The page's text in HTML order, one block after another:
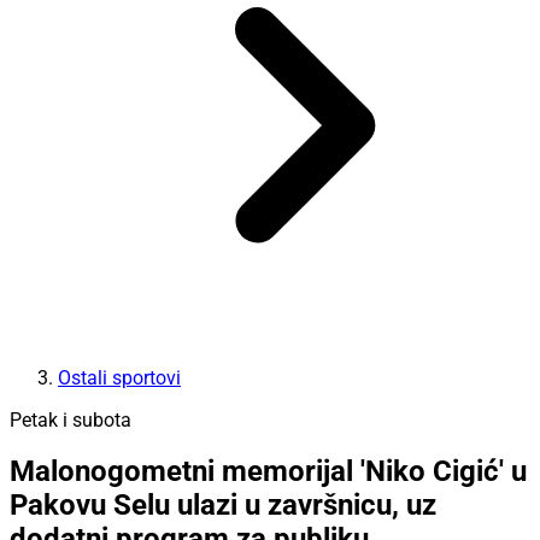
Ostali sportovi
Petak i subota
Malonogometni memorijal 'Niko Cigić' u
Pakovu Selu ulazi u završnicu, uz